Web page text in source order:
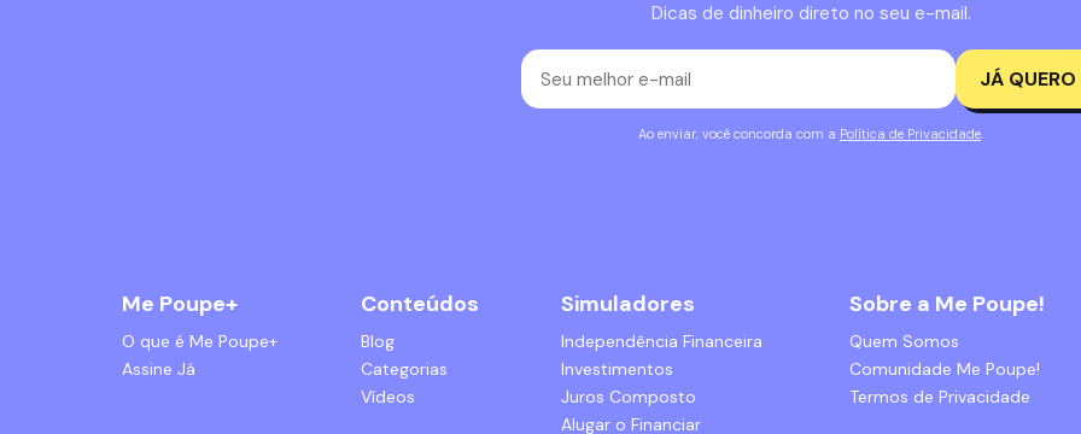
Dicas de dinheiro direto no seu e-mail.
JÁ QUERO
Ao enviar, você concorda com a Política de Privacidade.
Me Poupe+
O que é Me Poupe+
Assine Já
Conteúdos
Blog
Categorias
Vídeos
Simuladores
Independência Financeira
Investimentos
Juros Composto
Alugar o Financiar
Sobre a Me Poupe!
Quem Somos
Comunidade Me Poupe!
Termos de Privacidade